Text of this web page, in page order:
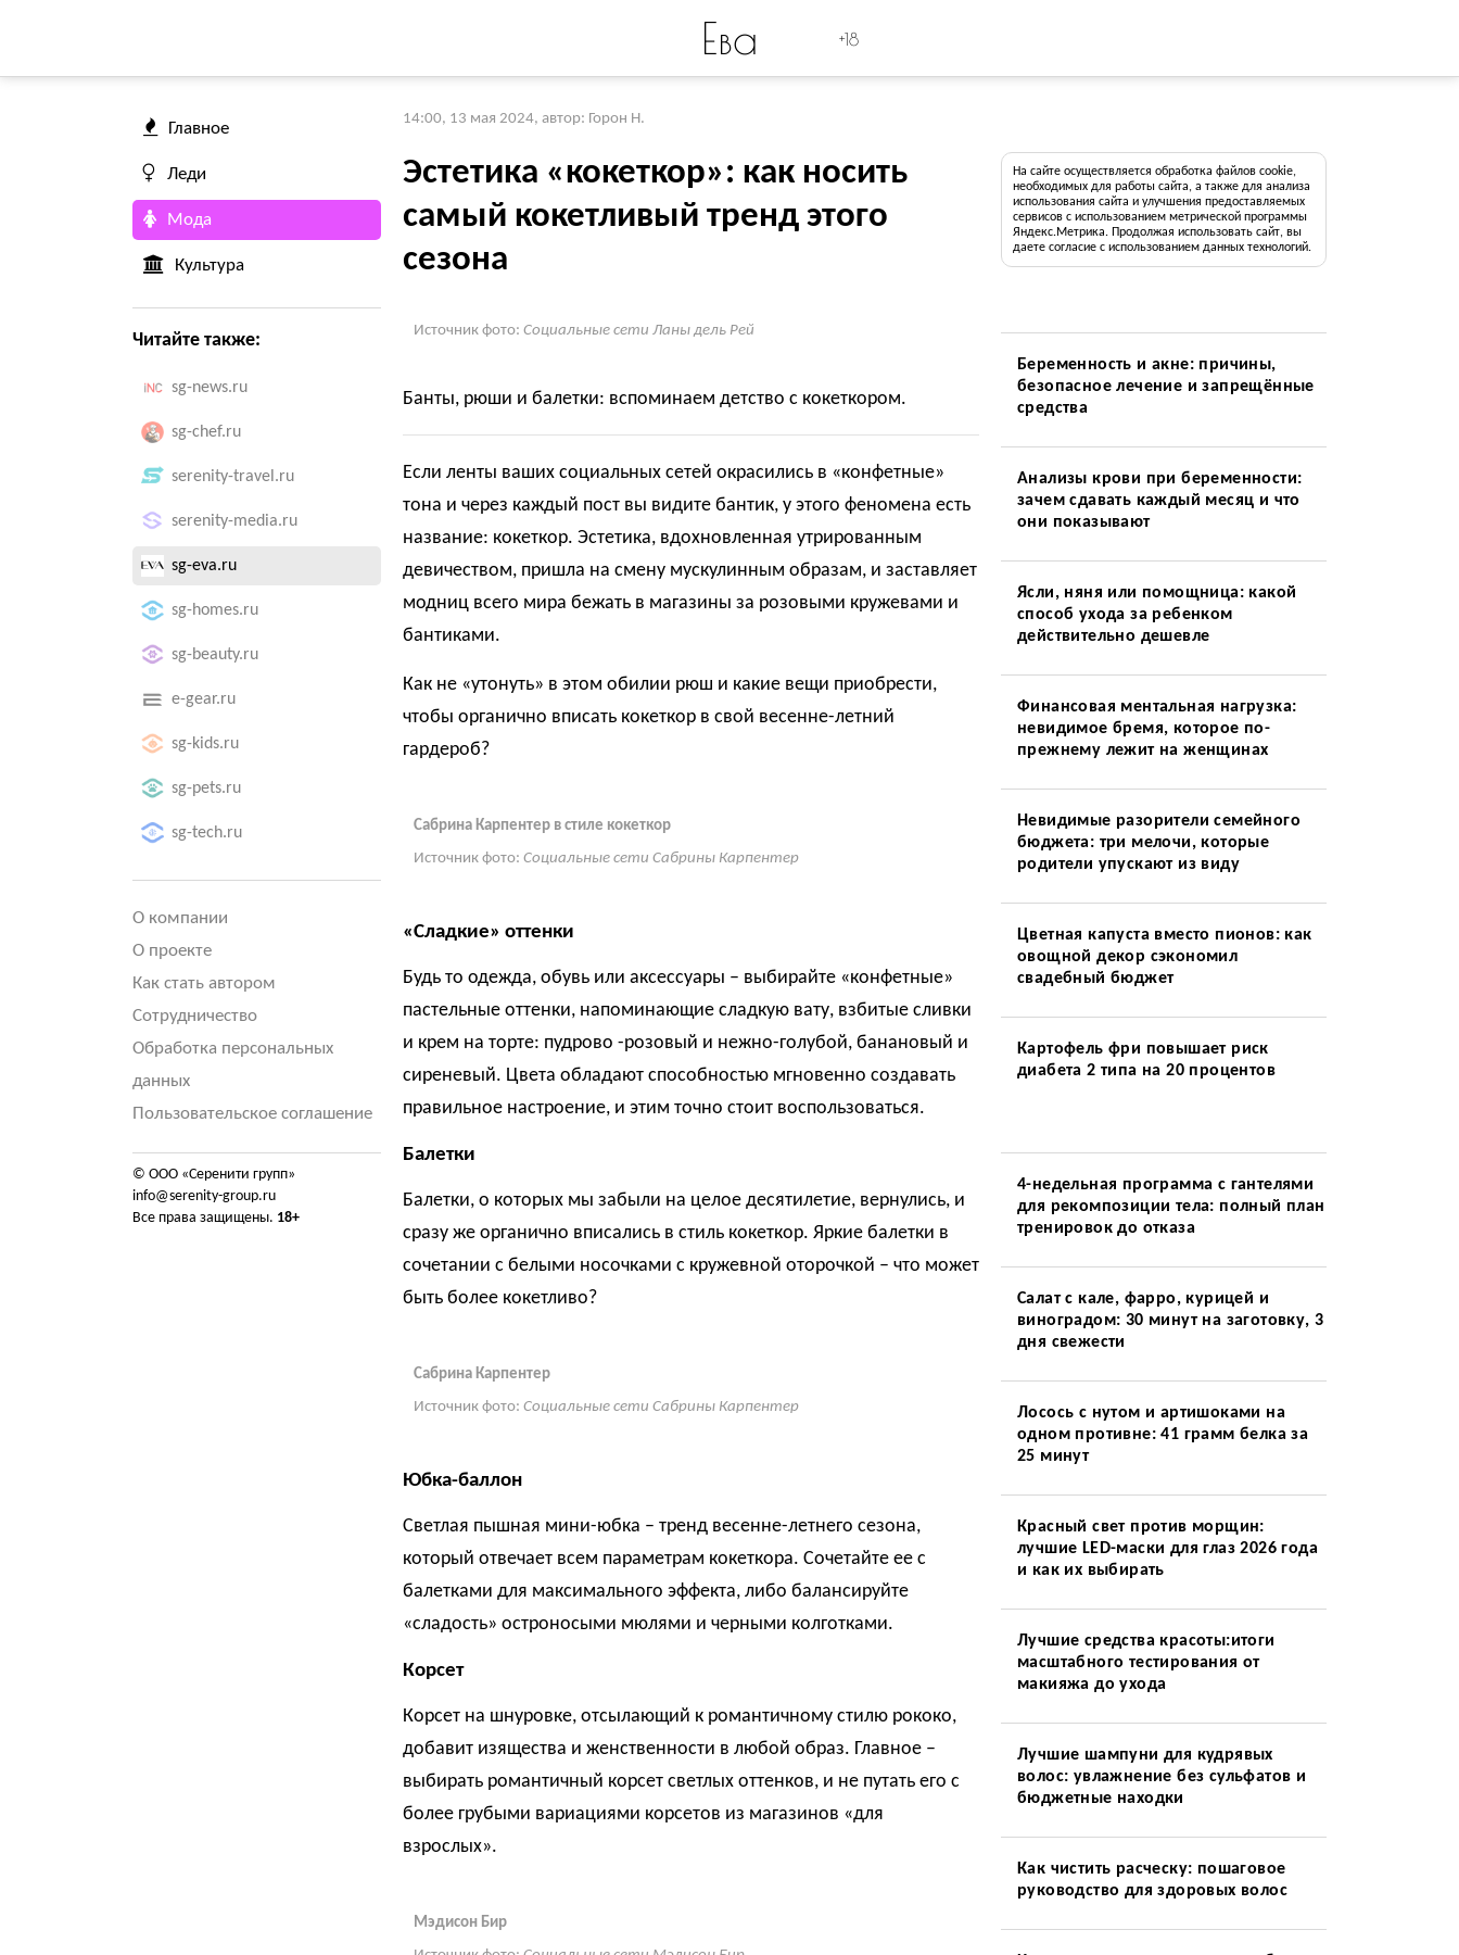
Ева +18
Главное
Леди
Мода
Культура
Читайте также:
sg-news.ru
sg-chef.ru
serenity-travel.ru
serenity-media.ru
sg-eva.ru
sg-homes.ru
sg-beauty.ru
e-gear.ru
sg-kids.ru
sg-pets.ru
sg-tech.ru
О компании
О проекте
Как стать автором
Сотрудничество
Обработка персональных
данных
Пользовательское соглашение
© ООО «Серенити групп»
info@serenity-group.ru
Все права защищены. 18+
14:00, 13 мая 2024, автор: Горон Н.
Эстетика «кокеткор»: как носить
самый кокетливый тренд этого
сезона
Источник фото: Социальные сети Ланы дель Рей
Банты, рюши и балетки: вспоминаем детство с кокеткором.
Если ленты ваших социальных сетей окрасились в «конфетные»
тона и через каждый пост вы видите бантик, у этого феномена есть
название: кокеткор. Эстетика, вдохновленная утрированным
девичеством, пришла на смену мускулинным образам, и заставляет
модниц всего мира бежать в магазины за розовыми кружевами и
бантиками.
Как не «утонуть» в этом обилии рюш и какие вещи приобрести,
чтобы органично вписать кокеткор в свой весенне-летний
гардероб?
Сабрина Карпентер в стиле кокеткор
Источник фото: Социальные сети Сабрины Карпентер
«Сладкие» оттенки
Будь то одежда, обувь или аксессуары – выбирайте «конфетные»
пастельные оттенки, напоминающие сладкую вату, взбитые сливки
и крем на торте: пудрово -розовый и нежно-голубой, банановый и
сиреневый. Цвета обладают способностью мгновенно создавать
правильное настроение, и этим точно стоит воспользоваться.
Балетки
Балетки, о которых мы забыли на целое десятилетие, вернулись, и
сразу же органично вписались в стиль кокеткор. Яркие балетки в
сочетании с белыми носочками с кружевной оторочкой – что может
быть более кокетливо?
Сабрина Карпентер
Источник фото: Социальные сети Сабрины Карпентер
Юбка-баллон
Светлая пышная мини-юбка – тренд весенне-летнего сезона,
который отвечает всем параметрам кокеткора. Сочетайте ее с
балетками для максимального эффекта, либо балансируйте
«сладость» остроносыми мюлями и черными колготками.
Корсет
Корсет на шнуровке, отсылающий к романтичному стилю рококо,
добавит изящества и женственности в любой образ. Главное –
выбирать романтичный корсет светлых оттенков, и не путать его с
более грубыми вариациями корсетов из магазинов «для
взрослых».
Мэдисон Бир
На сайте осуществляется обработка файлов cookie,
необходимых для работы сайта, а также для анализа
использования сайта и улучшения предоставляемых
сервисов с использованием метрической программы
Яндекс.Метрика. Продолжая использовать сайт, вы
даете согласие с использованием данных технологий.
Беременность и акне: причины,
безопасное лечение и запрещённые
средства
Анализы крови при беременности:
зачем сдавать каждый месяц и что
они показывают
Ясли, няня или помощница: какой
способ ухода за ребенком
действительно дешевле
Финансовая ментальная нагрузка:
невидимое бремя, которое по-
прежнему лежит на женщинах
Невидимые разорители семейного
бюджета: три мелочи, которые
родители упускают из виду
Цветная капуста вместо пионов: как
овощной декор сэкономил
свадебный бюджет
Картофель фри повышает риск
диабета 2 типа на 20 процентов
4-недельная программа с гантелями
для рекомпозиции тела: полный план
тренировок до отказа
Салат с кале, фарро, курицей и
виноградом: 30 минут на заготовку, 3
дня свежести
Лосось с нутом и артишоками на
одном противне: 41 грамм белка за
25 минут
Красный свет против морщин:
лучшие LED-маски для глаз 2026 года
и как их выбирать
Лучшие средства красоты:итоги
масштабного тестирования от
макияжа до ухода
Лучшие шампуни для кудрявых
волос: увлажнение без сульфатов и
бюджетные находки
Как чистить расческу: пошаговое
руководство для здоровых волос